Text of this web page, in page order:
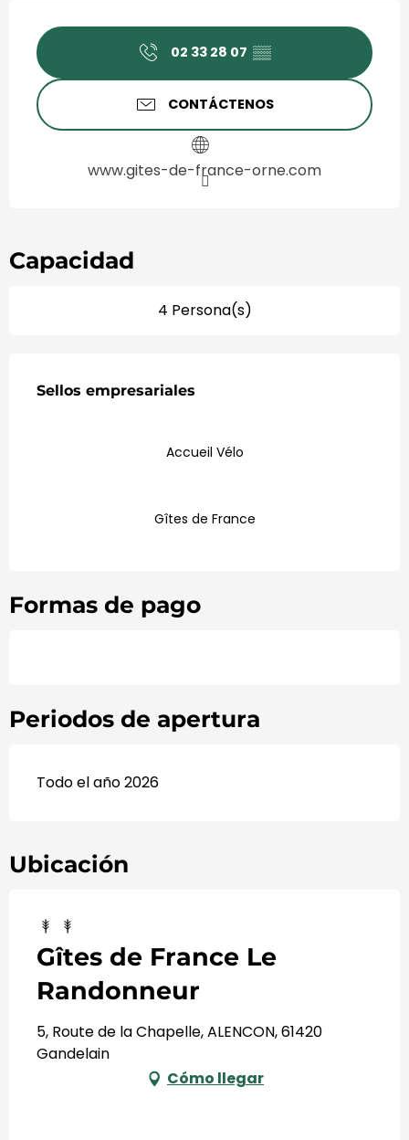
Horarios y datos de
02 33 28 07 ▒▒
CONTÁCTENOS
www.gites-de-france-orne.com
Capacidad
4 Persona(s)
Sellos empresariales
Sellos empresariales
Accueil Vélo
Gîtes de France
Formas de pago
Periodos de apertura
Todo el año 2026
Ubicación
Gîtes de France Le
Randonneur
5, Route de la Chapelle, ALENCON, 61420
Gandelain
Cómo llegar